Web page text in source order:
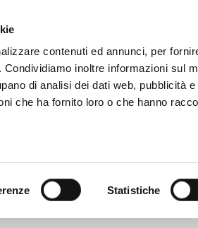
contenuti ed annunci, per
inoltre informazioni sul
di analisi dei dati web, pubblicità
che ha fornito loro o che hanno
Statistiche